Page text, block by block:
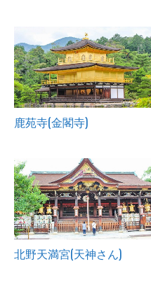
鹿苑寺(金閣寺)
北野天満宮(天神さん)